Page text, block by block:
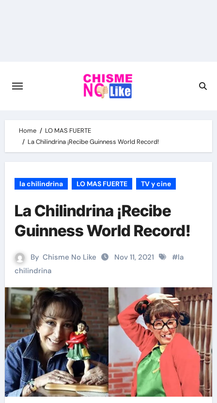
Home
LO MAS FUERTE
La Chilindrina ¡Recibe Guinness World Record!
la chilindrina LO MAS FUERTE TV y cine
La Chilindrina ¡Recibe
Guinness World Record!
By Chisme No Like Nov 11, 2021 #la
chilindrina